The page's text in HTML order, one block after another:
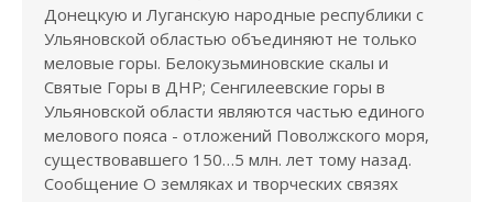
Донецкую и Луганскую народные республики с
Ульяновской областью объединяют не только
меловые горы. Белокузьминовские скалы и
Святые Горы в ДНР; Сенгилеевские горы в
Ульяновской области являются частью единого
мелового пояса - отложений Поволжского моря,
существовавшего 150…5 млн. лет тому назад.
Сообщение О земляках и творческих связях